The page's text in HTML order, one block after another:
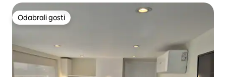
Odabrali gosti
Odabrali gosti